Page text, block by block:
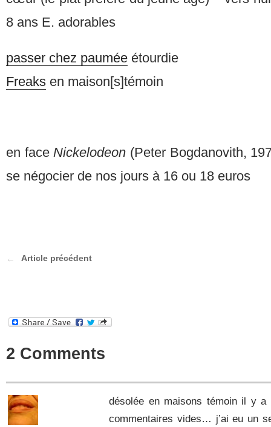
8 ans E. adorables
passer chez paumée étourdie
Freaks en maison[s]témoin
en face Nickelodeon (Peter Bogdanovith,
se négocier de nos jours à 16 ou 18 euros
Article précédent
2 Comments
désolée en maisons témoin il y
commentaires vides… j’ai eu un